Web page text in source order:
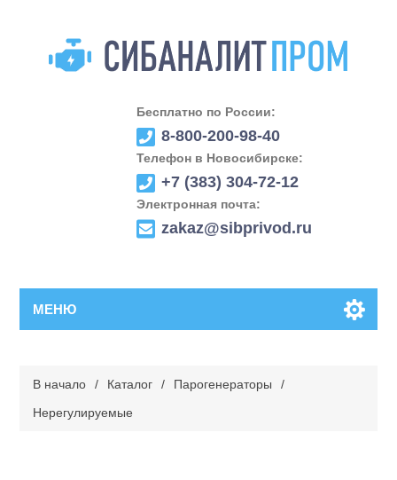
Бесплатно по России:
8-800-200-98-40
Телефон в Новосибирске:
+7 (383) 304-72-12
Электронная почта:
zakaz@sibprivod.ru
МЕНЮ
В начало / Каталог / Парогенераторы
/
Нерегулируемые